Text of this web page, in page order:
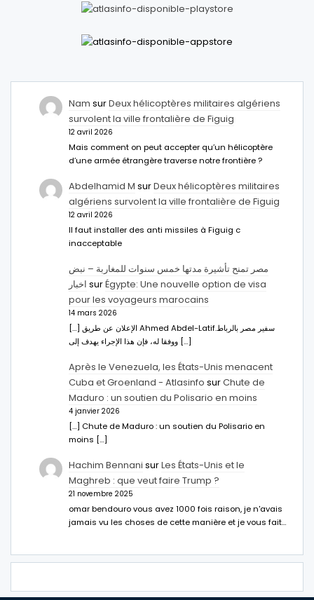
Nam surDeux hélicoptères militaires algériens
survolent la ville frontalière de Figuig
12 avril 2026
Mais comment on peut accepter qu’un hélicoptère
d’une armée étrangère traverse notre frontière ?
Abdelhamid M surDeux hélicoptères militaires
algériens survolent la ville frontalière de Figuig
12 avril 2026
Il faut installer des anti missiles à Figuig c
inacceptable
مصر تمنح تأشيرة مدتها خمس سنوات للمغاربة – نبض
اخبار surÉgypte: Une nouvelle option de visa
pour les voyageurs marocains
14 mars 2026
[…] الإعلان عن طريق Ahmed Abdel-Latifسفير مصر بالرباط.
ووفقا له، فإن هذا الإجراء يهدف إلى […]
Après le Venezuela, les États-Unis menacent
Cuba et Groenland - Atlasinfo surChute de
Maduro : un soutien du Polisario en moins
4 janvier 2026
[…] Chute de Maduro : un soutien du Polisario en
moins […]
Hachim Bennani surLes États-Unis et le
Maghreb : que veut faire Trump ?
21 novembre 2025
omar bendouro vous avez 1000 fois raison, je n'avais
jamais vu les choses de cette manière et je vous fait…